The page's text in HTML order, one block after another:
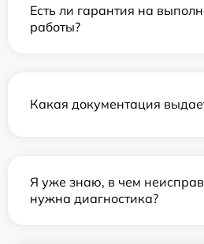
Есть ли гарантия на
работы?
Какая документация
Я уже знаю, в чем
нужна диагностика?